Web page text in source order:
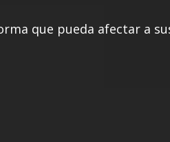
que pueda afectar a